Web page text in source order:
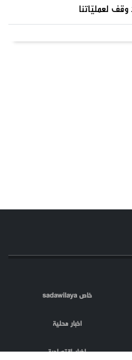
لعمليّاتنا
خاص sadawilaya
اخبار محلية
اخبار اقتصادية